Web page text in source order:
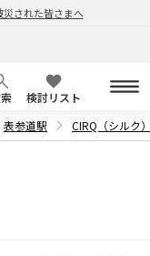
された皆さまへ
検討リスト
表参道駅 CIRQ（シルク